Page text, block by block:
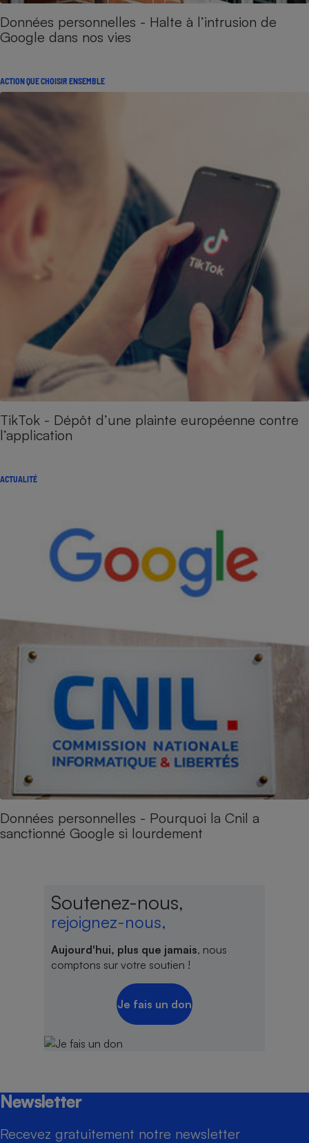
Données personnelles - Halte à l’intrusion de
Google dans nos vies
ACTION QUE CHOISIR ENSEMBLE
TikTok - Dépôt d’une plainte européenne contre
l’application
ACTUALITÉ
Données personnelles - Pourquoi la Cnil a
sanctionné Google si lourdement
Soutenez-nous,
rejoignez-nous,
Aujourd'hui, plus que jamais, nous
comptons sur votre soutien !
Je fais un don
Newsletter
Recevez gratuitement notre newsletter